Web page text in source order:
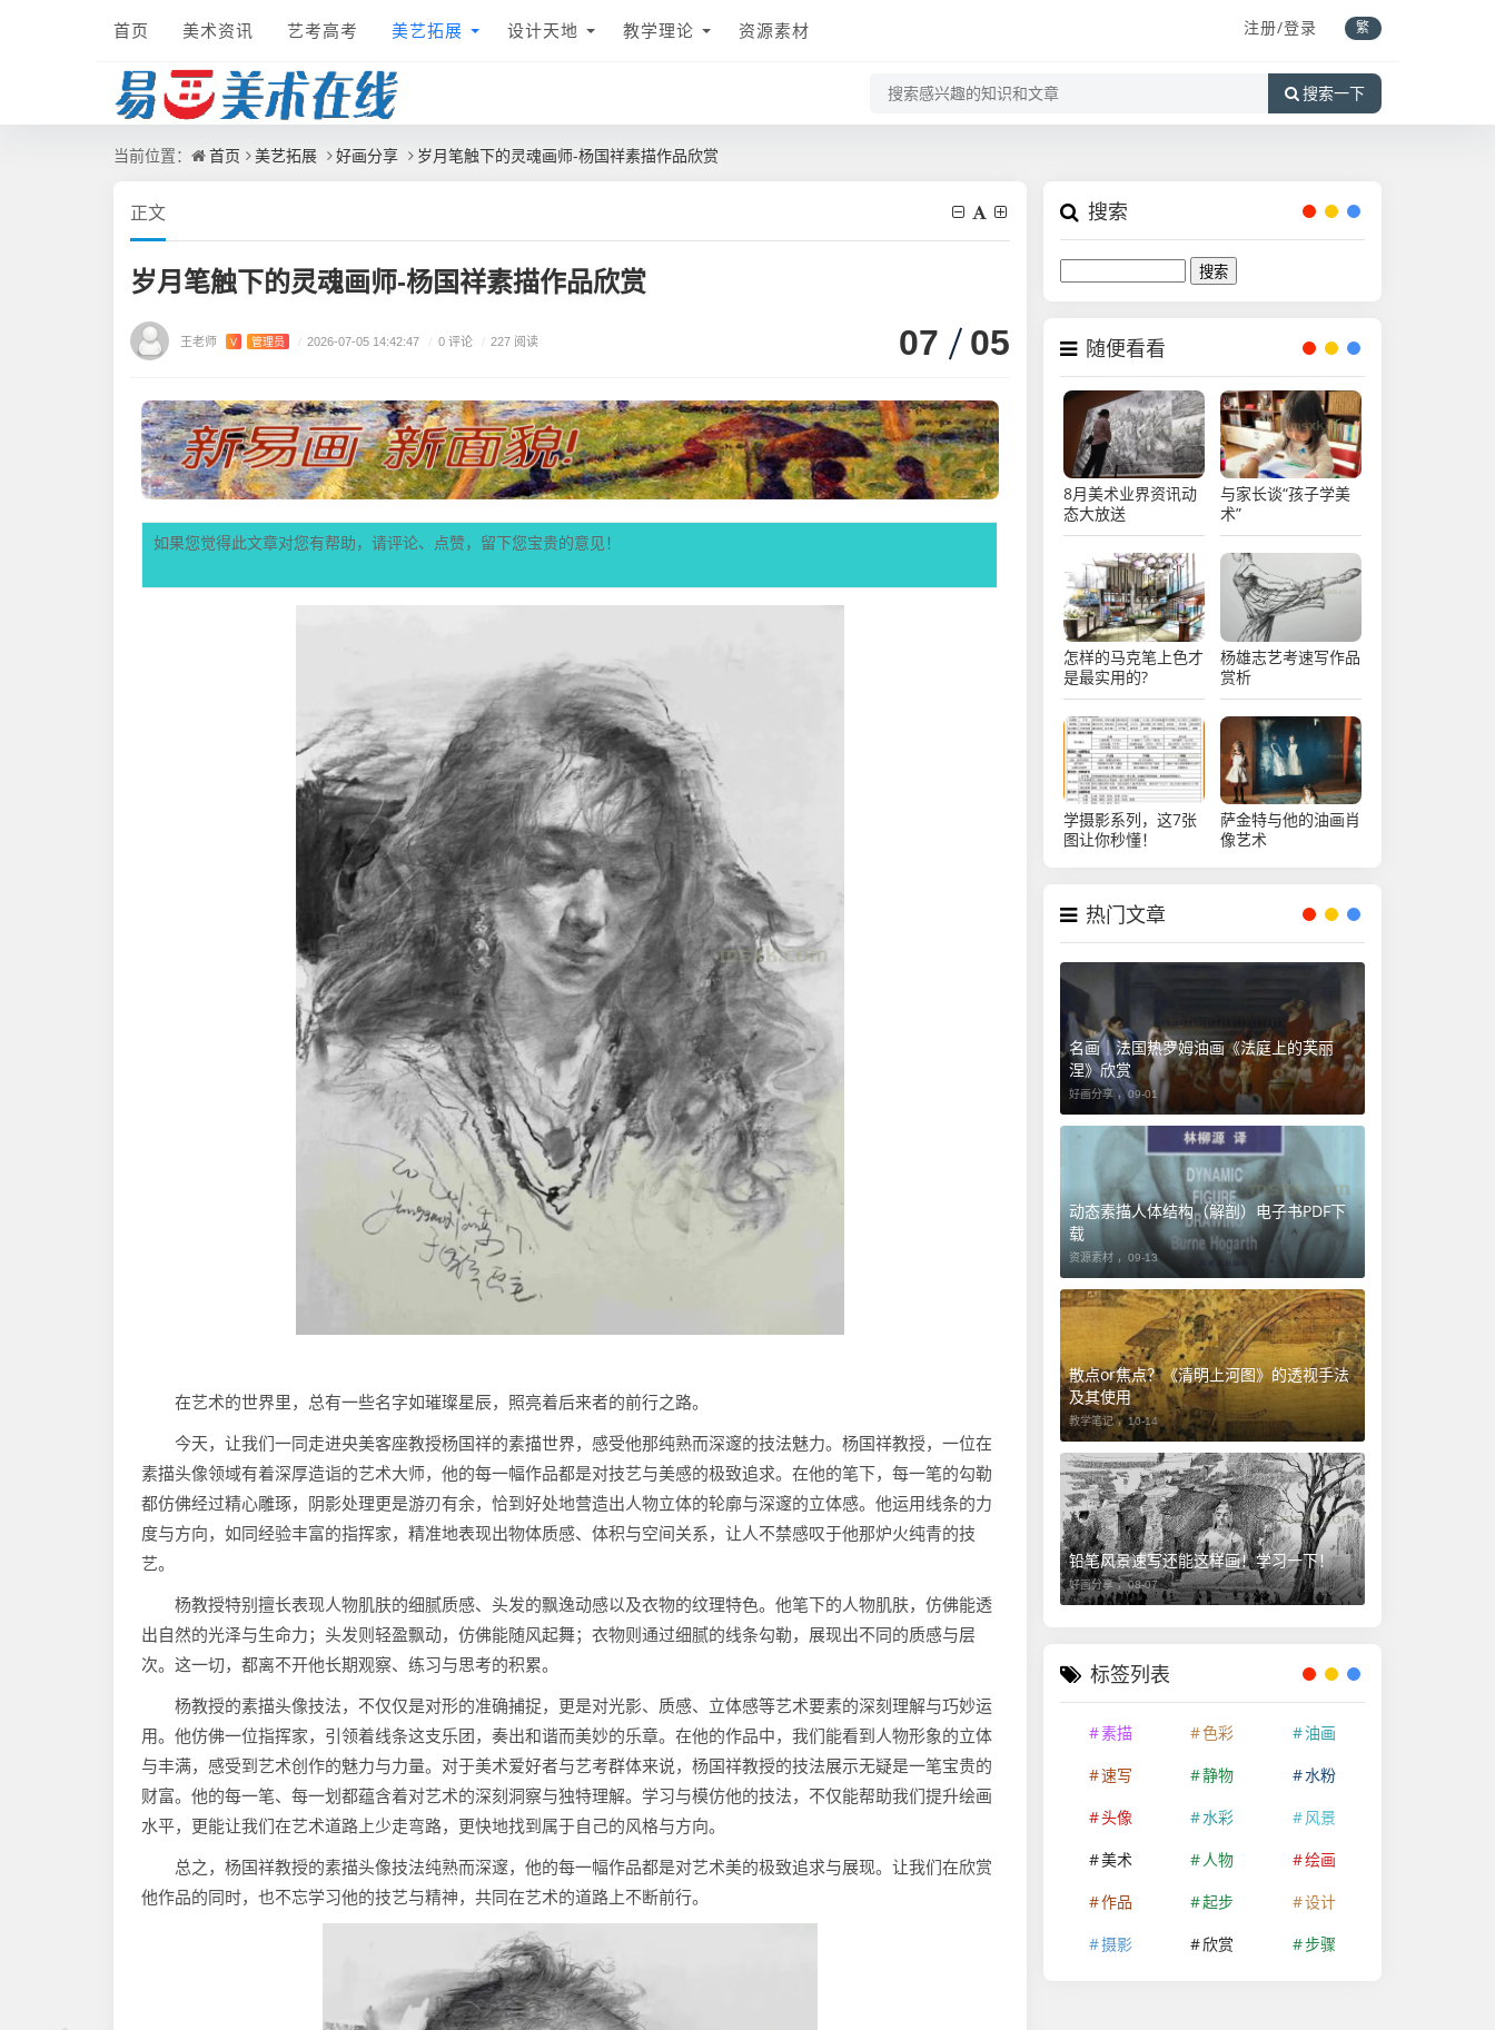
首页 美术资讯 艺考高考 美艺拓展 设计天地 教学理论 资源素材 注册/登录 繁
搜索一下
当前位置： 首页 美艺拓展 好画分享 岁月笔触下的灵魂画师-杨国祥素描作品欣赏
正文
岁月笔触下的灵魂画师-杨国祥素描作品欣赏
王老师 V 管理员 / 2026-07-05 14:42:47 / 0 评论 / 227 阅读 07 05
如果您觉得此文章对您有帮助，请评论、点赞，留下您宝贵的意见！
在艺术的世界里，总有一些名字如璀璨星辰，照亮着后来者的前行之路。
今天，让我们一同走进央美客座教授杨国祥的素描世界，感受他那纯熟而深邃的技法魅力。杨国祥教授，一位在
素描头像领域有着深厚造诣的艺术大师，他的每一幅作品都是对技艺与美感的极致追求。在他的笔下，每一笔的勾勒
都仿佛经过精心雕琢，阴影处理更是游刃有余，恰到好处地营造出人物立体的轮廓与深邃的立体感。他运用线条的力
度与方向，如同经验丰富的指挥家，精准地表现出物体质感、体积与空间关系，让人不禁感叹于他那炉火纯青的技
艺。
杨教授特别擅长表现人物肌肤的细腻质感、头发的飘逸动感以及衣物的纹理特色。他笔下的人物肌肤，仿佛能透
出自然的光泽与生命力；头发则轻盈飘动，仿佛能随风起舞；衣物则通过细腻的线条勾勒，展现出不同的质感与层
次。这一切，都离不开他长期观察、练习与思考的积累。
杨教授的素描头像技法，不仅仅是对形的准确捕捉，更是对光影、质感、立体感等艺术要素的深刻理解与巧妙运
用。他仿佛一位指挥家，引领着线条这支乐团，奏出和谐而美妙的乐章。在他的作品中，我们能看到人物形象的立体
与丰满，感受到艺术创作的魅力与力量。对于美术爱好者与艺考群体来说，杨国祥教授的技法展示无疑是一笔宝贵的
财富。他的每一笔、每一划都蕴含着对艺术的深刻洞察与独特理解。学习与模仿他的技法，不仅能帮助我们提升绘画
水平，更能让我们在艺术道路上少走弯路，更快地找到属于自己的风格与方向。
总之，杨国祥教授的素描头像技法纯熟而深邃，他的每一幅作品都是对艺术美的极致追求与展现。让我们在欣赏
他作品的同时，也不忘学习他的技艺与精神，共同在艺术的道路上不断前行。
搜索
随便看看
8月美术业界资讯动
态大放送
与家长谈“孩子学美
术”
怎样的马克笔上色才
是最实用的?
杨雄志艺考速写作品
赏析
学摄影系列，这7张
图让你秒懂！
萨金特与他的油画肖
像艺术
热门文章
名画｜法国热罗姆油画《法庭上的芙丽
涅》欣赏
好画分享 ，09-01
动态素描人体结构（解剖）电子书PDF下
载
资源素材 ， 09-13
​散点or焦点？《清明上河图》的透视手法
及其使用
教学笔记 ， 10-14
铅笔风景速写还能这样画！学习一下！
好画分享 ，08-07
标签列表
素描 色彩
油画
速写
静物
水粉
头像
水彩
风景
美术
人物
绘画
作品
起步
设计
摄影
欣赏 步骤